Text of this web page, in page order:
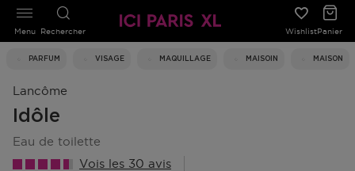
Rechercher WishlistPanier
PARFUM VISAGE MAQUILLAGE MAISOIN MAISON
Menu
Lancôme
Idôle
eau de toilette
Vois les 30 avis